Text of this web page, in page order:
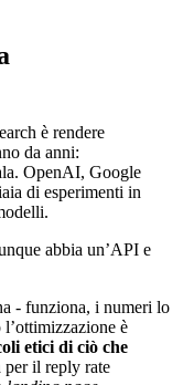
è rendere
da anni:
OpenAI, Google
di esperimenti in
abbia un’API e
- funziona, i numeri lo
è
etici di ciò che
per il reply rate